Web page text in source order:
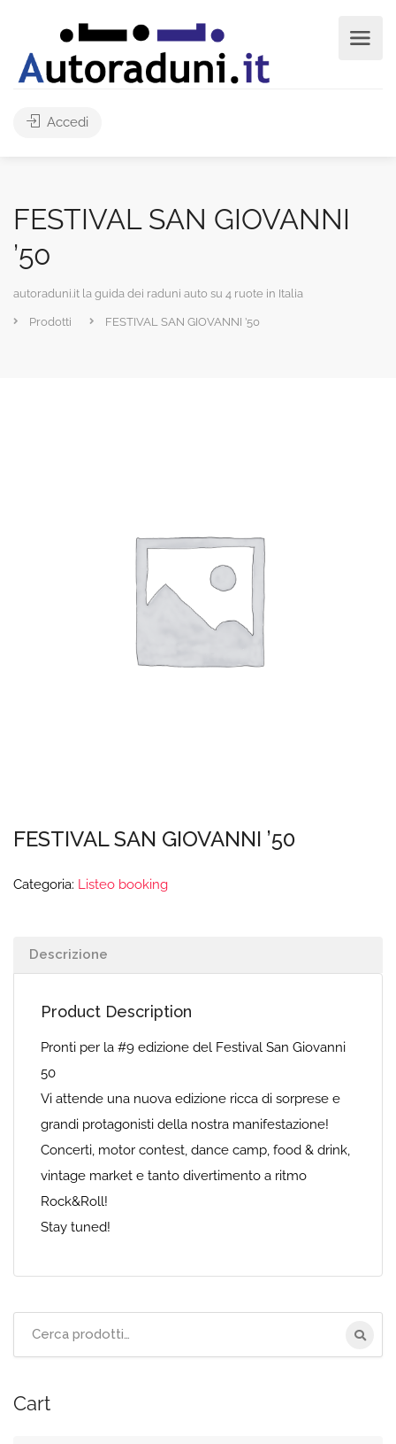
Accedi
FESTIVAL SAN GIOVANNI
’50
autoraduni.it la guida dei raduni auto su 4 ruote in Italia
Prodotti FESTIVAL SAN GIOVANNI ’50
FESTIVAL SAN GIOVANNI ’50
Categoria: Listeo booking
Descrizione
Product Description
Pronti per la #9 edizione del Festival San Giovanni
50
Vi attende una nuova edizione ricca di sorprese e
grandi protagonisti della nostra manifestazione!
Concerti, motor contest, dance camp, food & drink,
vintage market e tanto divertimento a ritmo
Rock&Roll!
Stay tuned!
Cart